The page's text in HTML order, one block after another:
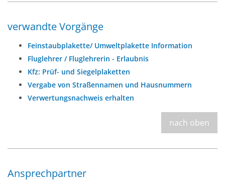
verwandte Vorgänge
Feinstaubplakette/ Umweltplakette Information
Fluglehrer / Fluglehrerin - Erlaubnis
Kfz: Prüf- und Siegelplaketten
Vergabe von Straßennamen und Hausnummern
Verwertungsnachweis erhalten
nach oben
Ansprechpartner